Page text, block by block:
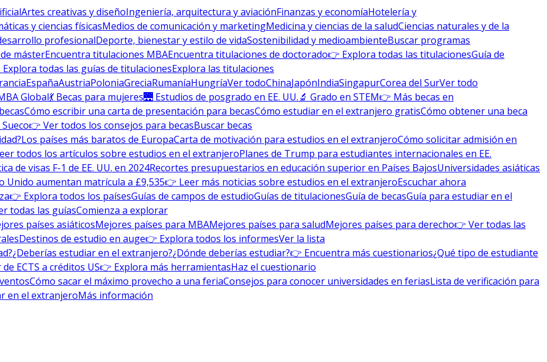
Artes creativas y diseñoIngeniería, arquitectura y aviaciónFinanzas y economíaHotelería y
y ciencias físicasMedios de comunicación y marketingMedicina y ciencias de la saludCiencias naturales y de la
profesionalDeporte, bienestar y estilo de vidaSostenibilidad y medioambienteBuscar programas
másterEncuentra titulaciones MBAEncuentra titulaciones de doctorado👉 Explora todas las titulacionesGuía de
todas las guías de titulacionesExplora las titulaciones
EspañaAustriaPoloniaGreciaRumaníaHungríaVer todoChinaJapónIndiaSingapurCorea del SurVer todo
Global💃 Becas para mujeres🌉 Estudios de posgrado en EE. UU.🔬 Grado en STEM👉 Más becas en
Cómo escribir una carta de presentación para becasCómo estudiar en el extranjero gratisCómo obtener una beca
👉 Ver todos los consejos para becasBuscar becas
Los países más baratos de EuropaCarta de motivación para estudios en el extranjeroCómo solicitar admisión en
todos los artículos sobre estudios en el extranjeroPlanes de Trump para estudiantes internacionales en EE.
de visas F-1 de EE. UU. en 2024Recortes presupuestarios en educación superior en Países BajosUniversidades asiáticas
Unido aumentan matrícula a £9,535👉 Leer más noticias sobre estudios en el extranjeroEscuchar ahora
👉 Explora todos los paísesGuías de campos de estudioGuías de titulacionesGuía de becasGuía para estudiar en el
todas las guíasComienza a explorar
países asiáticosMejores países para MBAMejores países para saludMejores países para derecho👉 Ver todas las
Destinos de estudio en auge👉 Explora todos los informesVer la lista
¿Deberías estudiar en el extranjero?¿Dónde deberías estudiar?👉 Encuentra más cuestionarios¿Qué tipo de estudiante
ECTS a créditos US👉 Explora más herramientasHaz el cuestionario
Cómo sacar el máximo provecho a una feriaConsejos para conocer universidades en feriasLista de verificación para
en el extranjeroMás información